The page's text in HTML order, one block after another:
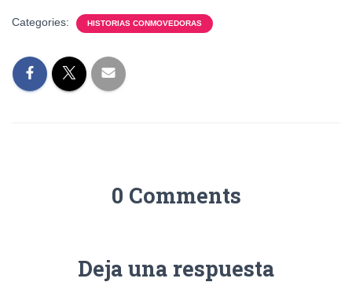
Categories: HISTORIAS CONMOVEDORAS
0 Comments
Deja una respuesta